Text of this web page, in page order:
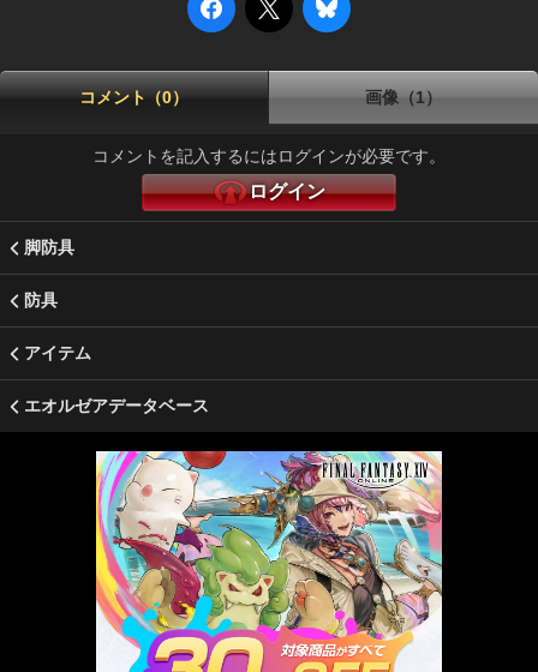
コメント（0） 画像（1）
コメントを記入するにはログインが必要です。
ログイン
脚防具
防具
アイテム
エオルゼアデータベース